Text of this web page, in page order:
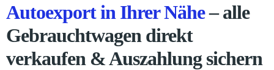
Autoexport in Ihrer Nähe– alle
Gebrauchtwagen direkt
verkaufen & Auszahlung sichern